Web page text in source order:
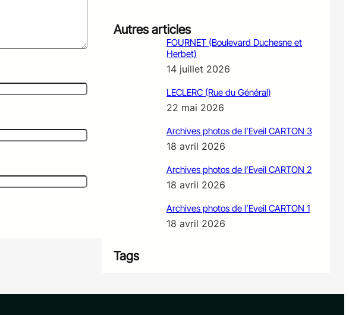
Autres articles
FOURNET (Boulevard Duchesne et
Herbet)
14 juillet 2026
LECLERC (Rue du Général)
22 mai 2026
Archives photos de l’Eveil CARTON 3
18 avril 2026
Archives photos de l’Eveil CARTON 2
18 avril 2026
Archives photos de l’Eveil CARTON 1
18 avril 2026
Tags